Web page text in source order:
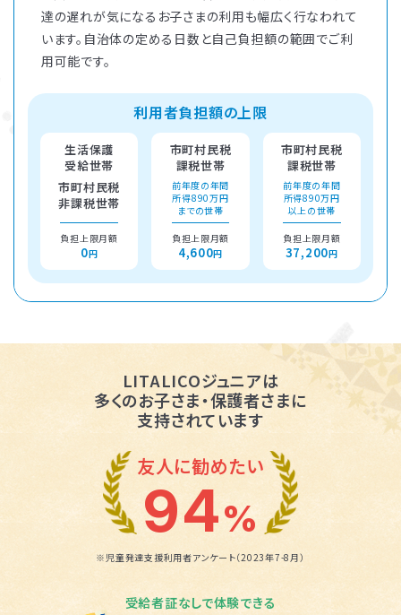
達の遅れが気になるお子さまの利用も幅広く行なわれて
います。自治体の定める日数と自己負担額の範囲でご利
用可能です。
利用者負担額の上限
生活保護
受給世帯
市町村民税
非課税世帯
負担上限月額
0円
市町村民税
課税世帯
前年度の年間
所得890万円
までの世帯
負担上限月額
4,600円
市町村民税
課税世帯
前年度の年間
所得890万円
以上の世帯
負担上限月額
37,200円
LITALICOジュニアは
多くのお子さま・保護者さまに
支持されています
友人に勧めたい
94%
※児童発達支援利用者アンケート（2023年7-8月）
受給者証なしで体験できる